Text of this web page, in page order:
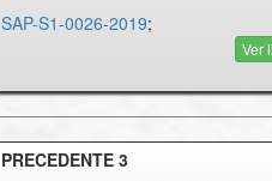
SAP-S1-0026-2019;
Ver
PRECEDENTE 3